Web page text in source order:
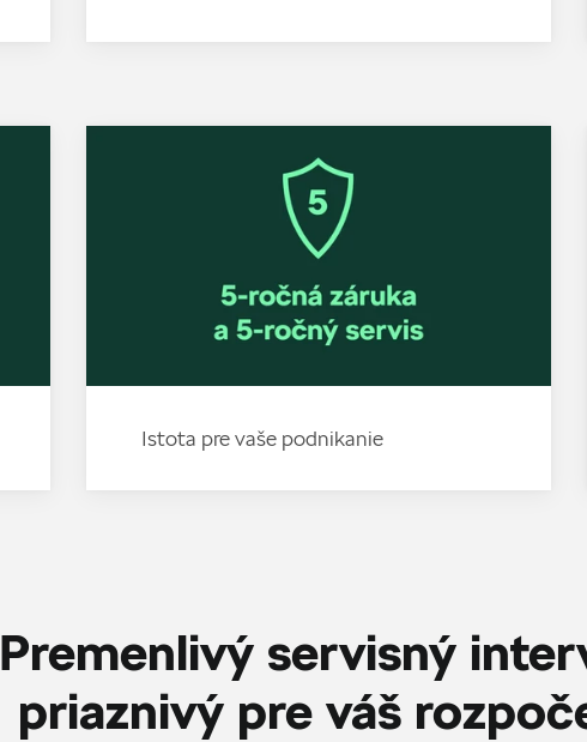
Istota pre vaše podnikanie
Premenlivý servisný
priaznivý pre váš